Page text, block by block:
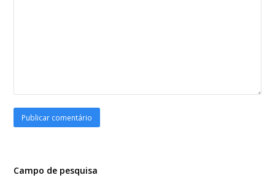
Campo de pesquisa